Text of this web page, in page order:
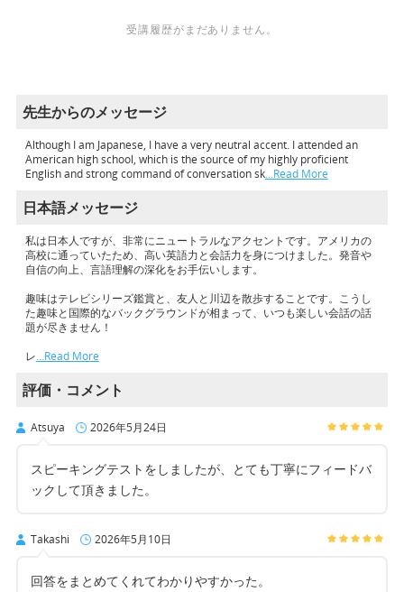
受講履歴がまだありません。
先生からのメッセージ
Although I am Japanese, I have a very neutral accent. I attended an
American high school, which is the source of my highly proficient
English and strong command of conversation sk…Read More
日本語メッセージ
私は日本人ですが、非常にニュートラルなアクセントです。アメリカの
高校に通っていたため、高い英語力と会話力を身につけました。発音や
自信の向上、言語理解の深化をお手伝いします。
趣味はテレビシリーズ鑑賞と、友人と川辺を散歩することです。こうし
た趣味と国際的なバックグラウンドが相まって、いつも楽しい会話の話
題が尽きません！
レ…Read More
評価・コメント
Atsuya 2026年5月24日
スピーキングテストをしましたが、とても丁寧にフィードバ
ックして頂きました。
Takashi 2026年5月10日
回答をまとめてくれてわかりやすかった。